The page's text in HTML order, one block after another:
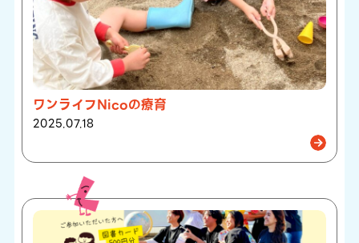
ワンライフNicoの療育
2025.07.18